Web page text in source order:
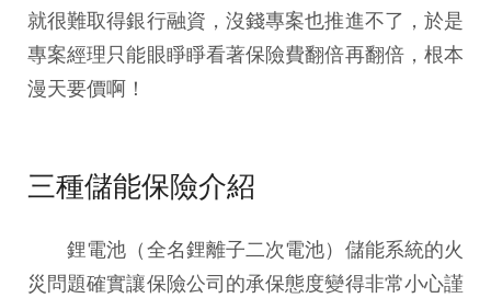
就很難取得銀行融資，沒錢專案也推進不了，於是
專案經理只能眼睜睜看著保險費翻倍再翻倍，根本
漫天要價啊！
三種儲能保險介紹
鋰電池（全名鋰離子二次電池）儲能系統的火
災問題確實讓保險公司的承保態度變得非常小心謹